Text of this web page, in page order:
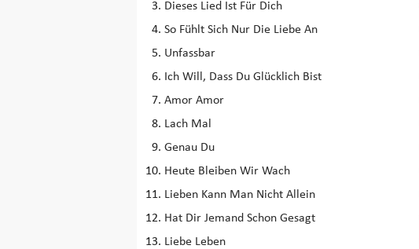
Dieses Lied Ist Für Dich
So Fühlt Sich Nur Die Liebe An
Unfassbar
Ich Will, Dass Du Glücklich Bist
Amor Amor
Lach Mal
Genau Du
Heute Bleiben Wir Wach
Lieben Kann Man Nicht Allein
Hat Dir Jemand Schon Gesagt
Liebe Leben